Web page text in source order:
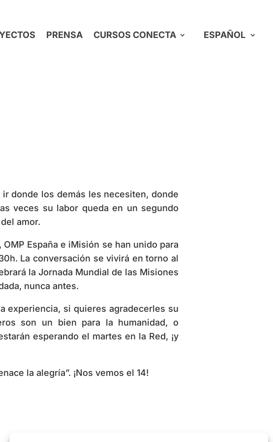
PRENSA CURSOS CONECTA ESPAÑOL
donde los demás les necesiten, donde
veces su labor queda en un segundo
amor.
España e iMisión se han unido para
La conversación se vivirá en torno al
la Jornada Mundial de las Misiones
nunca antes.
experiencia, si quieres agradecerles su
son un bien para la humanidad, o
esperando el martes en la Red, ¡y
la alegría”. ¡Nos vemos el 14!